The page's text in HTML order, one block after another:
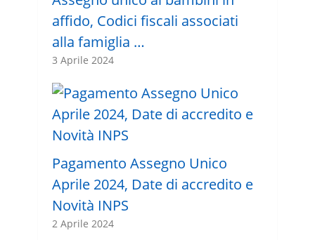
affido, Codici fiscali associati
alla famiglia …
3 Aprile 2024
Pagamento Assegno Unico
Aprile 2024, Date di accredito e
Novità INPS
2 Aprile 2024